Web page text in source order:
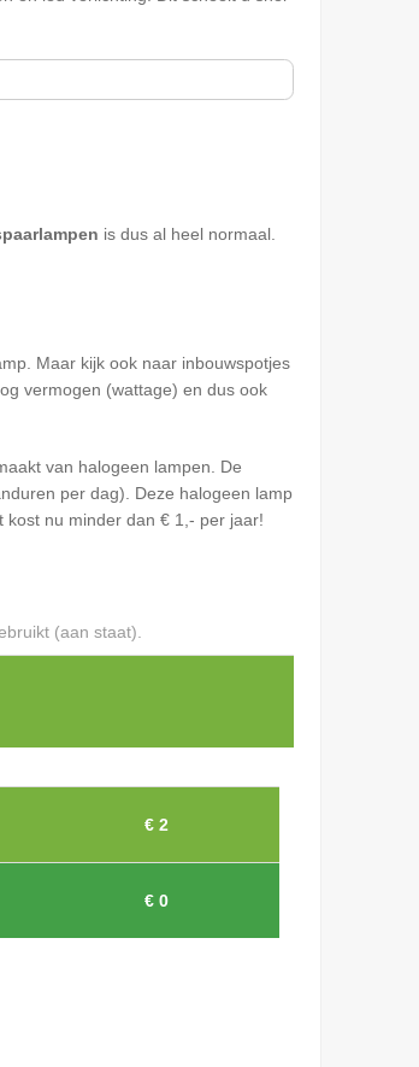
is dus al heel normaal.
Maar kijk ook naar inbouwspotjes
vermogen (wattage) en dus ook
van halogeen lampen. De
per dag). Deze halogeen lamp
kost nu minder dan € 1,- per jaar!
(aan staat).
€ 2
€ 0